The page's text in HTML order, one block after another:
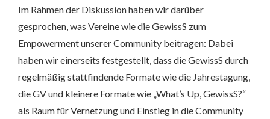
Im Rahmen der Diskussion haben wir darüber
gesprochen, was Vereine wie die GewissS zum
Empowerment unserer Community beitragen: Dabei
haben wir einerseits festgestellt, dass die GewissS durch
regelmäßig stattfindende Formate wie die Jahrestagung,
die GV und kleinere Formate wie „What’s Up, GewissS?“
als Raum für Vernetzung und Einstieg in die Community